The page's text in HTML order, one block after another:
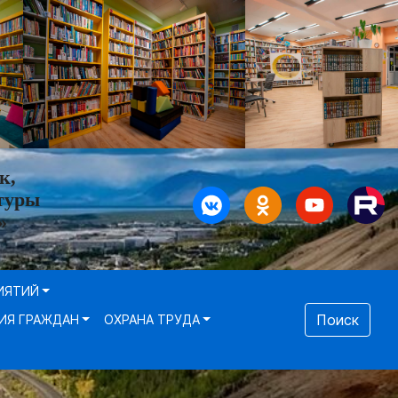
ГРАЖДАН
ОХРАНА ТРУДА Поиск